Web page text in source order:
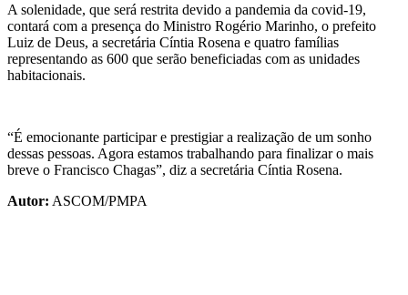
A solenidade, que será restrita devido a pandemia da covid-19,
contará com a presença do Ministro Rogério Marinho, o prefeito
Luiz de Deus, a secretária Cíntia Rosena e quatro famílias
representando as 600 que serão beneficiadas com as unidades
habitacionais.
“É emocionante participar e prestigiar a realização de um sonho
dessas pessoas. Agora estamos trabalhando para finalizar o mais
breve o Francisco Chagas”, diz a secretária Cíntia Rosena.
Autor: ASCOM/PMPA